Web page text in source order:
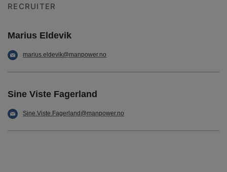
RECRUITER
Marius Eldevik
marius.eldevik@manpower.no
Sine Viste Fagerland
Sine.Viste.Fagerland@manpower.no